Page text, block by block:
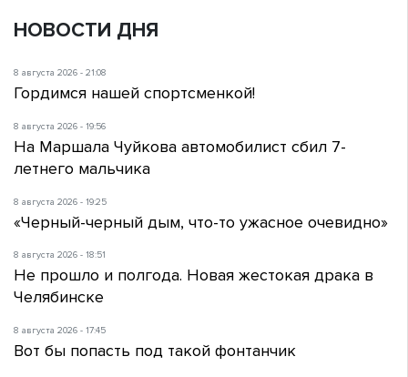
НОВОСТИ ДНЯ
8 августа 2026 - 21:08
Гордимся нашей спортсменкой!
8 августа 2026 - 19:56
На Маршала Чуйкова автомобилист сбил 7-
летнего мальчика
8 августа 2026 - 19:25
«Черный-черный дым, что-то ужасное очевидно»
8 августа 2026 - 18:51
Не прошло и полгода. Новая жестокая драка в
Челябинске
8 августа 2026 - 17:45
Вот бы попасть под такой фонтанчик